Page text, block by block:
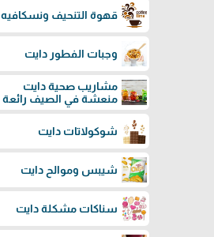
قهوة التنحيف ونسكافيه
وجبات الفطور دايت
مشاريب صحية دايت
منعشة في الصيف رائعة
شوكولاتات دايت
شيبس وموالح دايت
سناكات مشكلة دايت